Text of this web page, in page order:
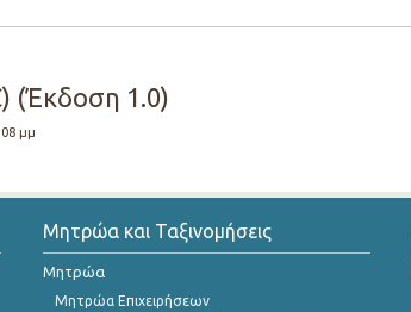
(Έκδοση 1.0)
μμ
Μητρώα και Ταξινομήσεις
Μητρώα
Μητρώα Επιχειρήσεων